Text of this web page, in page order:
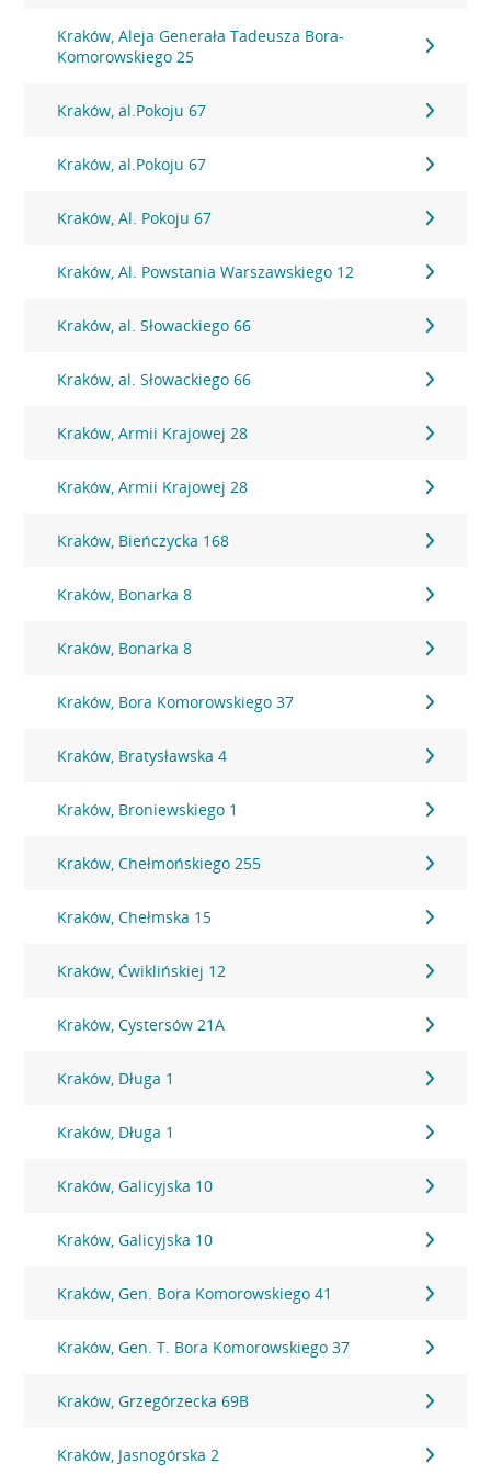
Kraków, Aleja Generała Tadeusza Bora-
Komorowskiego 25
Kraków, al.Pokoju 67
Kraków, al.Pokoju 67
Kraków, Al. Pokoju 67
Kraków, Al. Powstania Warszawskiego 12
Kraków, al. Słowackiego 66
Kraków, al. Słowackiego 66
Kraków, Armii Krajowej 28
Kraków, Armii Krajowej 28
Kraków, Bieńczycka 168
Kraków, Bonarka 8
Kraków, Bonarka 8
Kraków, Bora Komorowskiego 37
Kraków, Bratysławska 4
Kraków, Broniewskiego 1
Kraków, Chełmońskiego 255
Kraków, Chełmska 15
Kraków, Ćwiklińskiej 12
Kraków, Cystersów 21A
Kraków, Długa 1
Kraków, Długa 1
Kraków, Galicyjska 10
Kraków, Galicyjska 10
Kraków, Gen. Bora Komorowskiego 41
Kraków, Gen. T. Bora Komorowskiego 37
Kraków, Grzegórzecka 69B
Kraków, Jasnogórska 2